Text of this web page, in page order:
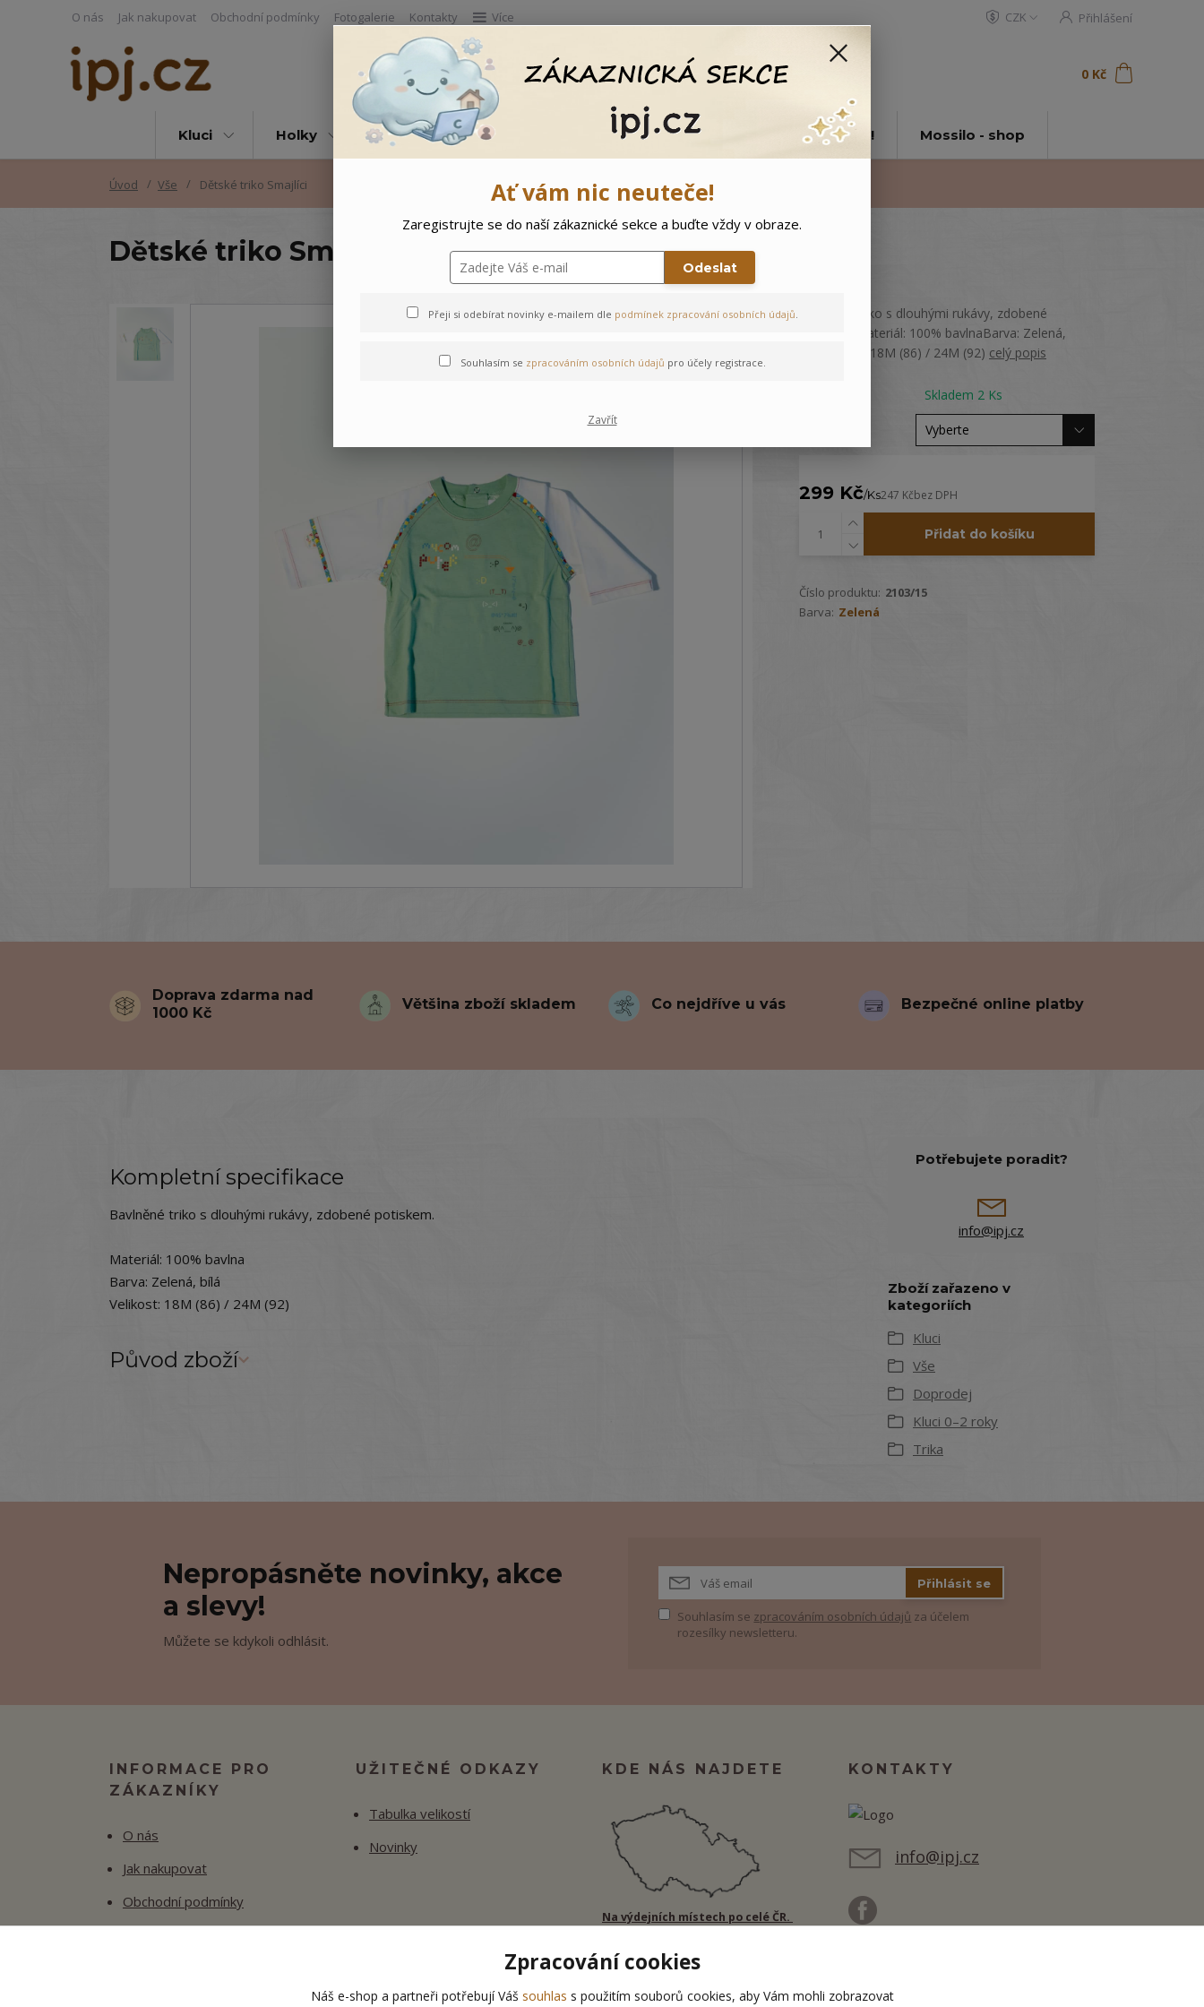
O nás Jak nakupovat Obchodní podmínky Fotogalerie Kontakty Více CZK Přihlášení
Hledat 0 Kč
Kluci Holky Vše Doprodej Ostatní 🌲 Vítejte ve světě Mossilo! Mossilo - shop
Úvod Vše Dětské triko Smajlíci
Dětské triko Smajlíci
Bavlněné triko s dlouhými rukávy, zdobené
potiskem.Materiál: 100% bavlnaBarva: Zelená,
bíláVelikost: 18M (86) / 24M (92) celý popis
Skladem 2 Ks
299 Kč/Ks247 Kčbez DPH
Přidat do košíku
Číslo produktu: 2103/15
Barva: Zelená
Doprava zdarma nad
1000 Kč
Většina zboží skladem Co nejdříve u vás Bezpečné online platby
Kompletní specifikace
Bavlněné triko s dlouhými rukávy, zdobené potiskem.
Materiál: 100% bavlna
Barva: Zelená, bílá
Velikost: 18M (86) / 24M (92)
Původ zboží
Potřebujete poradit?
info@ipj.cz
Zboží zařazeno v
kategoriích
Kluci
Vše
Doprodej
Kluci 0–2 roky
Trika
Nepropásněte novinky, akce
a slevy!
Můžete se kdykoli odhlásit.
Přihlásit se
Souhlasím se zpracováním osobních údajů za účelem
rozesílky newsletteru.
INFORMACE PRO
ZÁKAZNÍKY
O nás
Jak nakupovat
Obchodní podmínky
UŽITEČNÉ ODKAZY
Tabulka velikostí
Novinky
KDE NÁS NAJDETE
Na výdejních místech po celé ČR.
KONTAKTY
info@ipj.cz
Ať vám nic neuteče!
Zaregistrujte se do naší zákaznické sekce a buďte vždy v obraze.
Odeslat
Přeji si odebírat novinky e-mailem dle podmínek zpracování osobních údajů.
Souhlasím se zpracováním osobních údajů pro účely registrace.
Zavřít
Zpracování cookies
Náš e-shop a partneři potřebují Váš souhlas s použitím souborů cookies, aby Vám mohli zobrazovat